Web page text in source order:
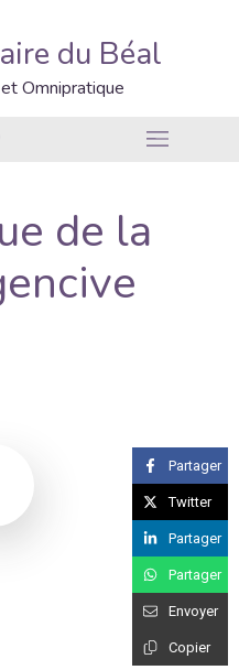
du Béal
Omnipratique
de la
Partager
Twitter
Partager
Partager
Envoyer
Copier